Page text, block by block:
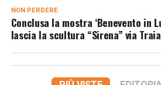
NON PERDERE
Conclusa la mostra ‘Benevento in
lascia la scultura “Sirena” via